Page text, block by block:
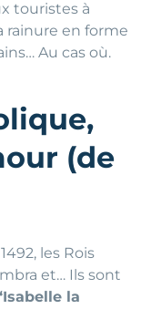
touristes à
rainure en forme
Au cas où.
(de
les Rois
et… Ils sont
‘Isabelle la